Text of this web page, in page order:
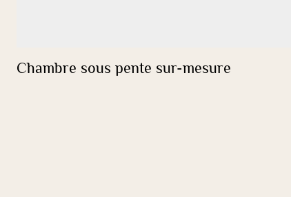
Chambre sous pente sur-mesure